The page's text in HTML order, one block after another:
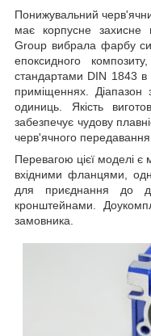
Понижувальний
має корпусне захисне
Group вибрала фарбу
епоксидного
стандартами DIN 1843 в
приміщеннях.
одиниць. Якість
забезпечує чудову
черв'ячного
Перевагою цієї моделі є
вхідними фланцями,
для приєднання до
кронштейнами.
замовника.